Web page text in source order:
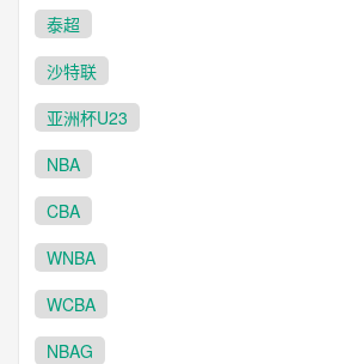
泰超
沙特联
亚洲杯U23
NBA
CBA
WNBA
WCBA
NBAG